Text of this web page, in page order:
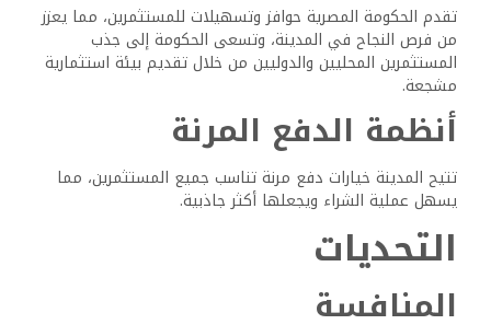
تقدم الحكومة المصرية حوافز وتسهيلات للمستثمرين، مما يعزز
من فرص النجاح في المدينة، وتسعى الحكومة إلى جذب
المستثمرين المحليين والدوليين من خلال تقديم بيئة استثمارية
مشجعة.
أنظمة الدفع المرنة
تتيح المدينة خيارات دفع مرنة تناسب جميع المستثمرين، مما
يسهل عملية الشراء ويجعلها أكثر جاذبية.
التحديات
المنافسة